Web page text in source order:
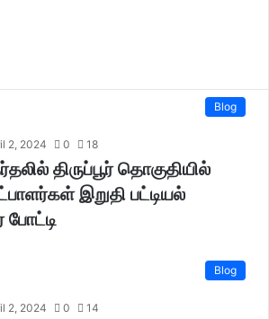
Blog
2, 2024 0 18
திருப்பூர் தொகுதியில்
இறுதி பட்டியல்
போட்டி
Blog
2, 2024 0 14